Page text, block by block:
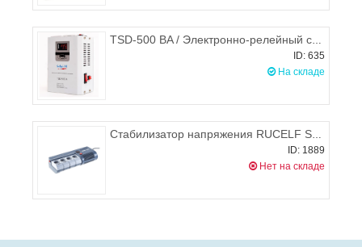
TSD-500 BA / Электронно-релейный стабилизатор напряжения (настенный), SOLPI-M
ID: 635
На складе
Стабилизатор напряжения RUCELF SRW-500 ВА релейный однофазный (настенный)
ID: 1889
Нет на складе